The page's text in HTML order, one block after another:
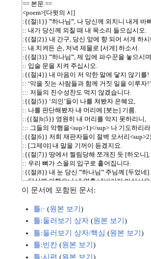
이 문서에 포함된 문서:
틀:· (원본 보기 )
틀:둘러보기 상자 (원본 보기 )
틀:둘러보기 상자/핵심 (원본 보기 )
틀:빈칸 (원본 보기 )
틀:시편 (원본 보기 )